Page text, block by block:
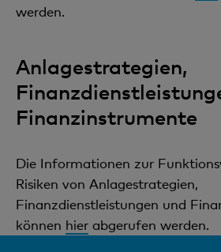
werden.
Anlagestrategien,
Finanzinstrumente
Die Informationen zur
Risiken von Anlagestrategien,
Finanzdienstleistungen und
können hier abgerufen werden.